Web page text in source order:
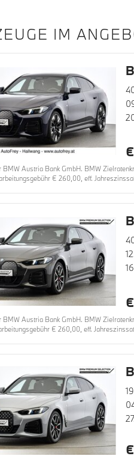
IM
BMW Austria Bank GmbH. BMW
€ 260,00, eff.
BMW Austria Bank GmbH. BMW
€ 260,00, eff.